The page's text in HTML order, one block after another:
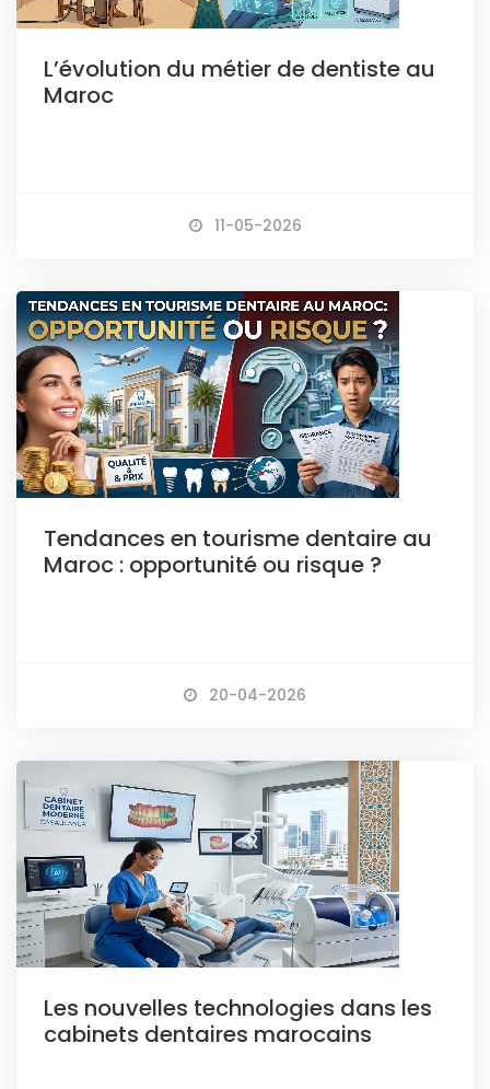
L’évolution du métier de dentiste au
Maroc
11-05-2026
Tendances en tourisme dentaire au
Maroc : opportunité ou risque ?
20-04-2026
Les nouvelles technologies dans les
cabinets dentaires marocains